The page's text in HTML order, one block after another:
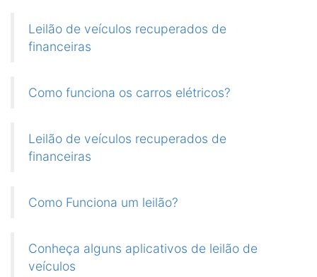
Leilão de veículos recuperados de
financeiras
Como funciona os carros elétricos?
Leilão de veículos recuperados de
financeiras
Como Funciona um leilão?
Conheça alguns aplicativos de leilão de
veículos